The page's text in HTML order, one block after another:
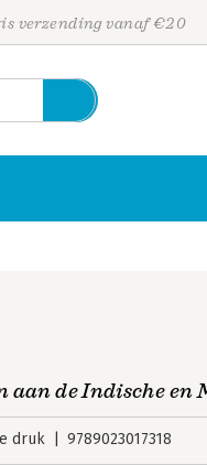
verzending vanaf €20
aan de Indische en
druk 9789023017318
Personen